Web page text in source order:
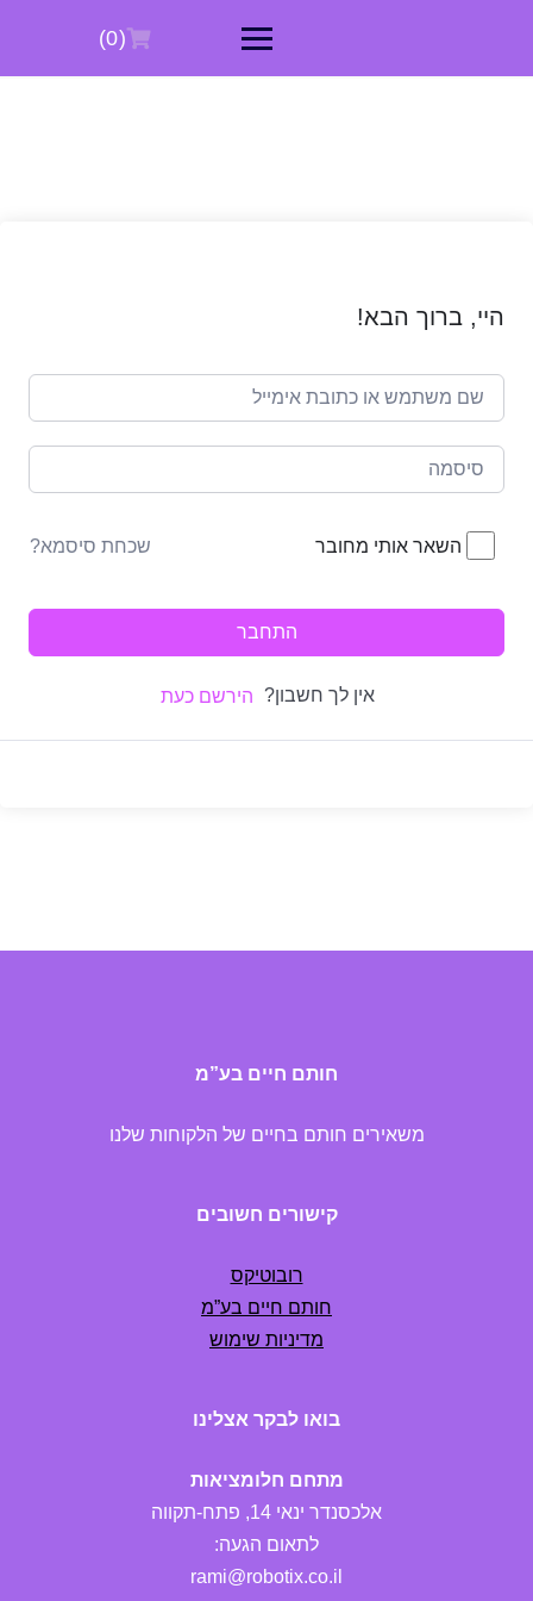
(0)
היי, ברוך הבא!
השאר אותי מחובר שכחת סיסמא?
התחבר
אין לך חשבון? הירשם כעת
חותם חיים בע”מ
משאירים חותם בחיים של הלקוחות שלנו
קישורים חשובים
רובוטיקס
חותם חיים בע”מ
מדיניות שימוש
בואו לבקר אצלינו
מתחם חלומציאות
אלכסנדר ינאי 14, פתח-תקווה
לתאום הגעה:
rami@robotix.co.il